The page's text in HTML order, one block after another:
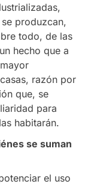
produzcan,
todo, de las
hecho que a
razón por
que, se
para
habitarán.
se suman
el uso